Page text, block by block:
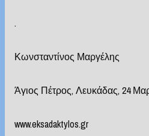
.
Κωνσταντίνος Μαργέλης
Άγιος Πέτρος, Λευκάδας, 24
www.eksadaktylos.gr